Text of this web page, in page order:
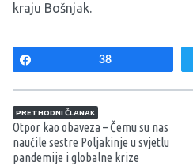
kraju Bošnjak.
38
Navigacija članaka
PRETHODNI ČLANAK
Otpor kao obaveza – Čemu su nas
naučile sestre Poljakinje u svjetlu
pandemije i globalne krize